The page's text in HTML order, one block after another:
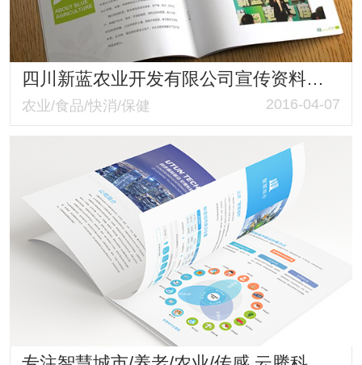
四川新蓝农业开发有限公司宣传资料设计制作
农业/食品/快消/保健 2016-04-07